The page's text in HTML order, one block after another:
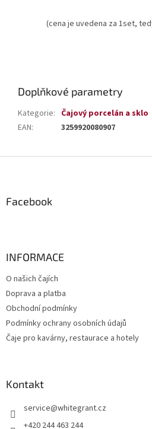
(cena je uvedena za 1set,
Doplňkové parametry
Kategorie: Čajový porcelán a sklo
EAN: 3259920080907
Facebook
INFORMACE
O našich čajích
Doprava a platba
Obchodní podmínky
Podmínky ochrany osobních údajů
Čaje pro kavárny, restaurace a hotely
Kontakt
service@whitegrant.cz
+420 244 463 244